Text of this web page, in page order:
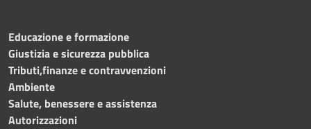
Educazione e formazione
Giustizia e sicurezza pubblica
Tributi,finanze e contravvenzioni
Ambiente
Salute, benessere e assistenza
Autorizzazioni